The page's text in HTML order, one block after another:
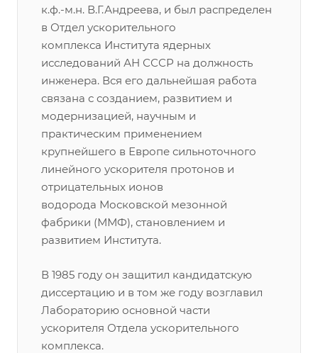
к.ф.-м.н. В.Г.Андреева, и был распределен
в Отдел ускорительного
комплекса Института ядерных
исследований АН СССР на должность
инженера. Вся его дальнейшая работа
связана с созданием, развитием и
модернизацией, научным и
практическим применением
крупнейшего в Европе сильноточного
линейного ускорителя протонов и
отрицательных ионов
водорода Московской мезонной
фабрики (ММФ), становлением и
развитием Института.
В 1985 году он защитил кандидатскую
диссертацию и в том же году возглавил
Лабораторию основной части
ускорителя Отдела ускорительного
комплекса.